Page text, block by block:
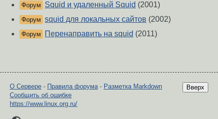
Форум Squid и удаленный Squid (2001)
Форум squid для локальных сайтов (2002)
Форум Перенаправить на squid (2011)
Вверх
О Сервере - Правила форума- Разметка Markdown
Сообщить об ошибке
https://www.linux.org.ru/